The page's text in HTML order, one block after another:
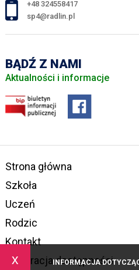
x INFORMACJA
+48 324558417
sp4@radlin.pl
BĄDŹ Z NAMI
Aktualności i informacje
Strona główna
Szkoła
Uczeń
Rodzic
Kontakt
Deklaracja dostępności